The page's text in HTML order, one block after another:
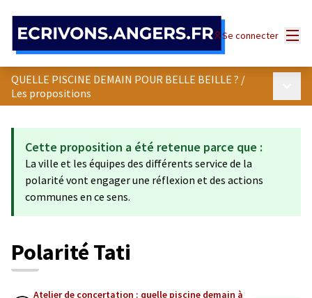
Se connecter
QUELLE PISCINE DEMAIN POUR BELLE BEILLE ? /
Les propositions
Cette proposition a été retenue parce que :
La ville et les équipes des différents service de la
polarité vont engager une réflexion et des actions
communes en ce sens.
Polarité Tati
Atelier de concertation : quelle piscine demain à